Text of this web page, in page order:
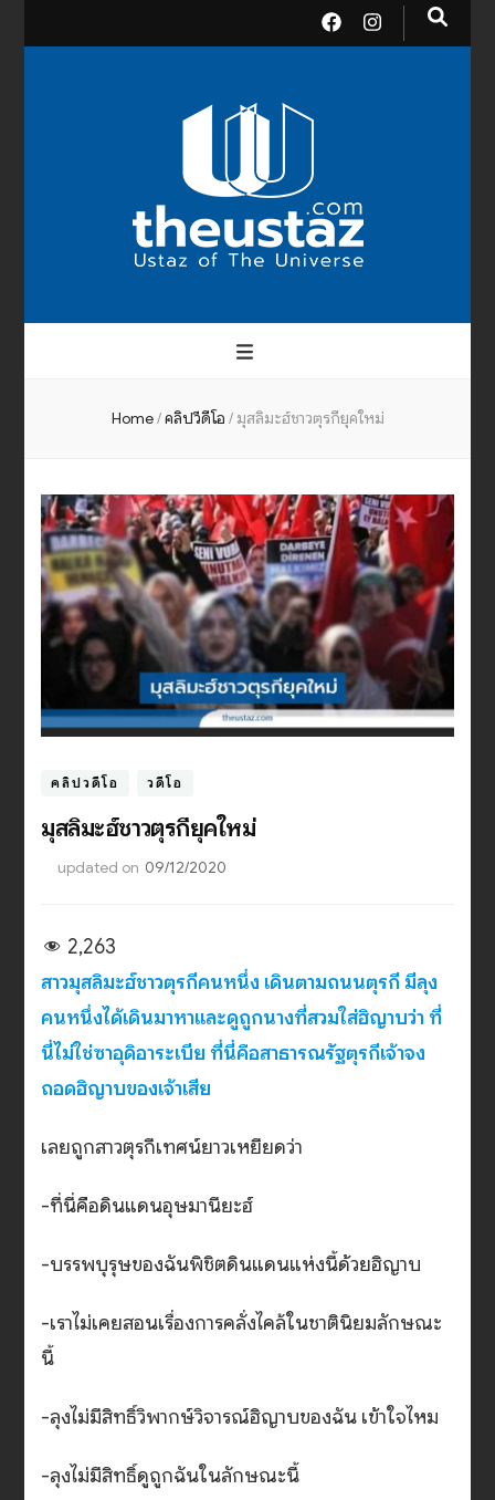
Home/คลิปวีดีโอ / มุสลิมะฮ์ชาวตุรกียุคใหม่
คลิปวีดีโอ วีดีโอ
มุสลิมะฮ์ชาวตุรกียุคใหม่
updated on 09/12/2020
2,263
สาวมุสลิมะฮ์ชาวตุรกีคนหนึ่ง เดินตามถนนตุรกี มีลุง
คนหนึ่งได้เดินมาหาและดูถูกนางที่สวมใส่ฮิญาบว่า ที่
นี่ไม่ใช่ซาอุดิอาระเบีย ที่นี่คือสาธารณรัฐตุรกีเจ้าจง
ถอดฮิญาบของเจ้าเสีย
เลยถูกสาวตุรกีเทศน์ยาวเหยียดว่า
-ที่นี่คือดินแดนอุษมานียะฮ์
-บรรพบุรุษของฉันพิชิตดินแดนแห่งนี้ด้วยฮิญาบ
-เราไม่เคยสอนเรื่องการคลั่งไคล้ในชาตินิยมลักษณะ
นี้
-ลุงไม่มีสิทธิ์วิพากษ์วิจารณ์ฮิญาบของฉัน เข้าใจไหม
-ลุงไม่มีสิทธิ์ดูถูกฉันในลักษณะนี้